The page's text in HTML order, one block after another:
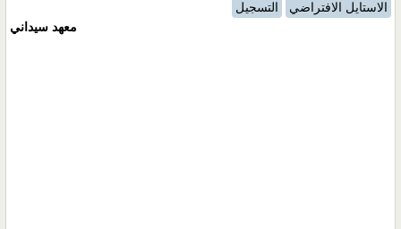
الاستايل الافتراضي
التسجيل
معهد سيداني